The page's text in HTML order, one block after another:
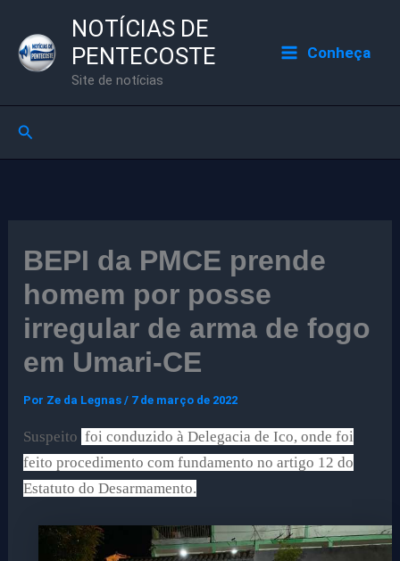
para
NOTÍCIAS DE
PENTECOSTE
Site de notícias
Conheça
Pesquisar
BEPI da PMCE prende
homem por posse
irregular de arma de fogo
em Umari-CE
Por Ze da Legnas/ 7 de março de 2022
Suspeito foi conduzido à Delegacia de Ico, onde foi
feito procedimento com fundamento no artigo 12 do
Estatuto do Desarmamento.